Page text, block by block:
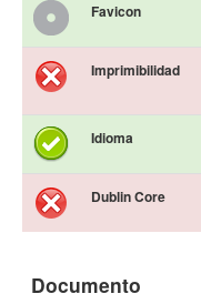
Favicon
Imprimibilidad
Idioma
Dublin Core
Documento